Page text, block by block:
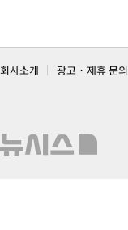
회사소개 광고 · 제휴 문의